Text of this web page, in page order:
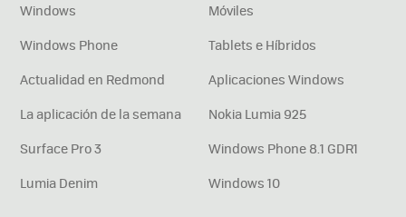
Windows
Móviles
Windows Phone
Tablets e Híbridos
Actualidad en Redmond
Aplicaciones Windows
La aplicación de la semana
Nokia Lumia 925
Surface Pro 3
Windows Phone 8.1 GDR1
Lumia Denim
Windows 10